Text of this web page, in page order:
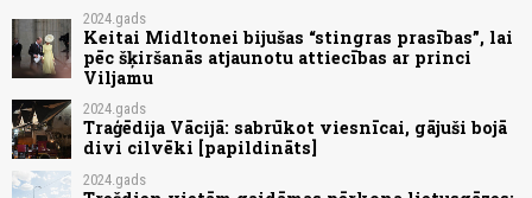
2024.gads
Keitai Midltonei bijušas “stingras prasības”, lai
pēc šķiršanās atjaunotu attiecības ar princi
Viljamu
2024.gads
Traģēdija Vācijā: sabrūkot viesnīcai, gājuši bojā
divi cilvēki [papildināts]
2024.gads